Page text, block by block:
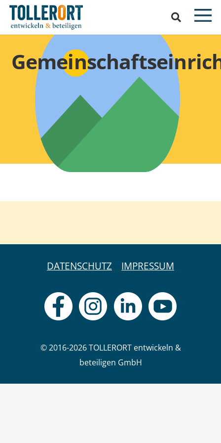
DATENSCHUTZ IMPRESSUM
© 2016-2026 TOLLERORT entwickeln &
beteiligen GmbH